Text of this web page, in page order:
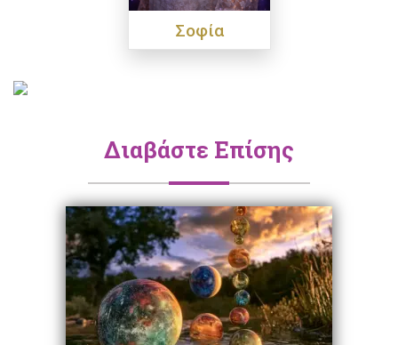
Σοφία
Διαβάστε Επίσης